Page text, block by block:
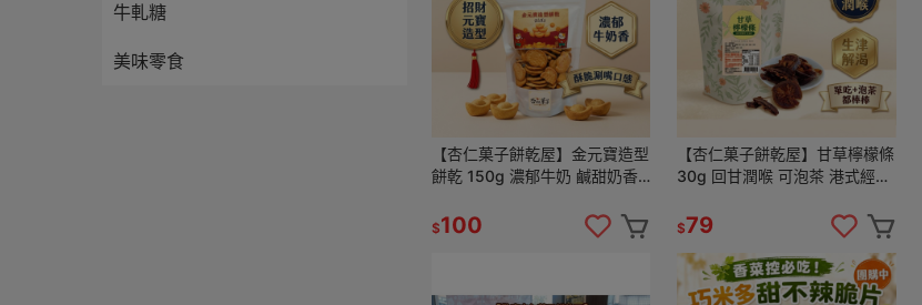
牛軋糖
美味零食
【杏仁菓子餅乾屋】金元寶造型
餅乾 150g 濃郁牛奶 鹹甜奶香
零食
$100
【杏仁菓子餅乾屋】甘草檸檬條
30g 回甘潤喉 可泡茶 港式經典
$79